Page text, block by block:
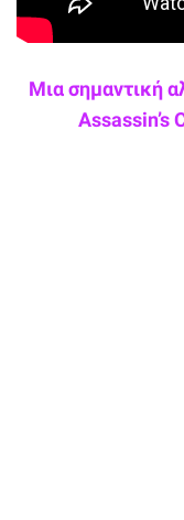
Μια σημαντική
Assassin’s